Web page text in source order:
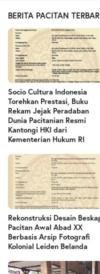
BERITA PACITAN
Socio Cultura Indonesia
Torehkan Prestasi, Buku
Rekam Jejak Peradaban
Dunia Pacitanian Resmi
Kantongi HKI dari
Kementerian Hukum RI
Rekonstruksi Desain
Pacitan Awal Abad XX
Berbasis Arsip Fotografi
Kolonial Leiden Belanda